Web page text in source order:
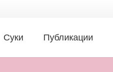
Суки Публикации